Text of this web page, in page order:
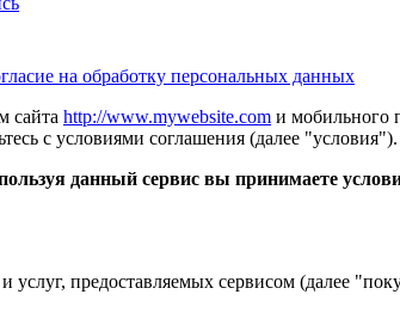
на обработку персональных данных
сайта http://www.mywebsite.com и мобильного
с условиями соглашения (далее "условия").
данный сервис вы принимаете
услуг, предоставляемых сервисом (далее